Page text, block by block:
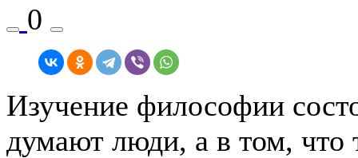
0
Изучение философии
думают люди, а в том, что